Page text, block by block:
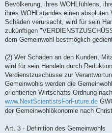
Bevölkerung, ihres WOHLfühlens,
ihres WOHLstandes einen absoluten
Schäden verursacht, wird für sein
zukünftigen
dem Gemeinwohl bestmöglich
(2) Wer Schäden an den Kunden,
wird für sein Handeln durch
Verdienstzuschüsse zur
Gemeinwohls werden die
orientierten Wirtschafts-Ordnung
www.NextScientistsForFuture.de
der Gemeinwohlökonomie nach
Art. 3 - Definition des Gemeinwohls